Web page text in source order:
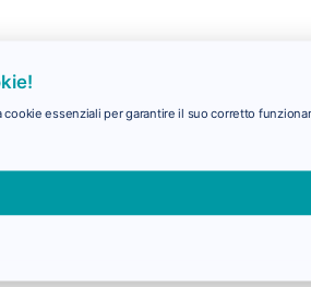
cookie essenziali per garantire il suo corretto